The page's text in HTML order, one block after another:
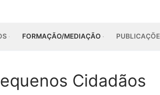
FORMAÇÃO/MEDIAÇÃO
Cidadãos